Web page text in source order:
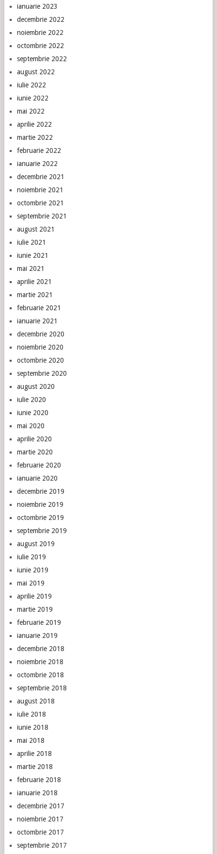
ianuarie 2023
decembrie 2022
noiembrie 2022
octombrie 2022
septembrie 2022
august 2022
iulie 2022
iunie 2022
mai 2022
aprilie 2022
martie 2022
februarie 2022
ianuarie 2022
decembrie 2021
noiembrie 2021
octombrie 2021
septembrie 2021
august 2021
iulie 2021
iunie 2021
mai 2021
aprilie 2021
martie 2021
februarie 2021
ianuarie 2021
decembrie 2020
noiembrie 2020
octombrie 2020
septembrie 2020
august 2020
iulie 2020
iunie 2020
mai 2020
aprilie 2020
martie 2020
februarie 2020
ianuarie 2020
decembrie 2019
noiembrie 2019
octombrie 2019
septembrie 2019
august 2019
iulie 2019
iunie 2019
mai 2019
aprilie 2019
martie 2019
februarie 2019
ianuarie 2019
decembrie 2018
noiembrie 2018
octombrie 2018
septembrie 2018
august 2018
iulie 2018
iunie 2018
mai 2018
aprilie 2018
martie 2018
februarie 2018
ianuarie 2018
decembrie 2017
noiembrie 2017
octombrie 2017
septembrie 2017